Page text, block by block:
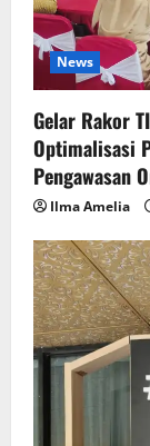
News
Gelar Rakor
Optimalisasi
Pengawasan
Ilma Amelia